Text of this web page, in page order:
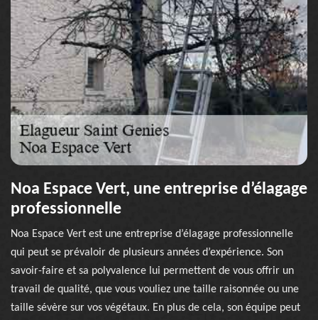
Noa Espace Vert, une entreprise d’élagage
professionnelle
Noa Espace Vert est une entreprise d’élagage professionnelle
qui peut se prévaloir de plusieurs années d’expérience. Son
savoir-faire et sa polyvalence lui permettent de vous offrir un
travail de qualité, que vous vouliez une taille raisonnée ou une
taille sévère sur vos végétaux. En plus de cela, son équipe peut